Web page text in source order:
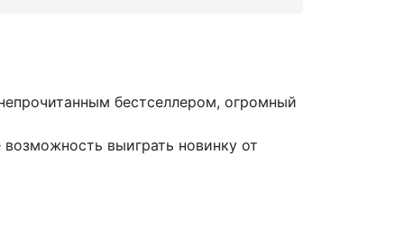
бестселлером, огромный
выиграть новинку от